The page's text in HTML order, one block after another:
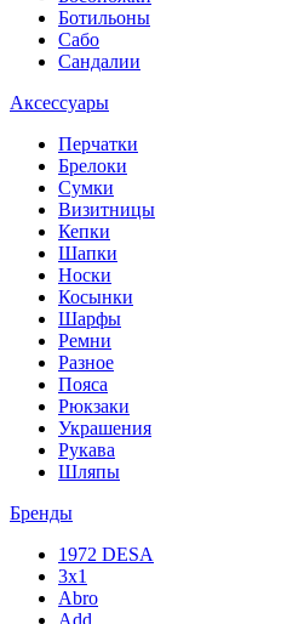
Ботильоны
Сабо
Сандалии
Аксессуары
Перчатки
Брелоки
Сумки
Визитницы
Кепки
Шапки
Носки
Косынки
Шарфы
Ремни
Разное
Пояса
Рюкзаки
Украшения
Рукава
Шляпы
Бренды
1972 DESA
3x1
Abro
Add